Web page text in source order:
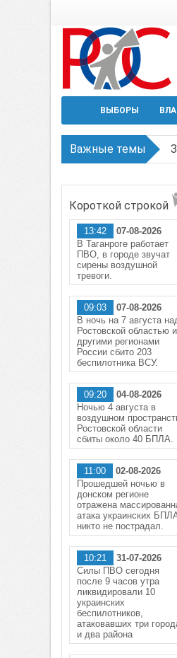
ВЫБОРЫ
Важные темы
Короткой строкой
13:42
07-08-2026
В Таганроге работает
ПВО, в городе звучат
сирены воздушной
тревоги.
09:03
07-08-2026
В ночь на 7 августа
Ростовской областью и
другими регионами
России сбито 203
беспилотника ВСУ.
09:20
04-08-2026
Ночью 4 августа в
воздушном
Ростовской области
сбиты около 40 БПЛА.
11:00
02-08-2026
Прошедшей ночью в
донском регионе
отражена
атака украинских
никто не пострадал.
10:21
31-07-2026
Силы ПВО сегодня
после 9 часов утра
ликвидировали 10
украинских
беспилотников,
атаковавших три
и два района